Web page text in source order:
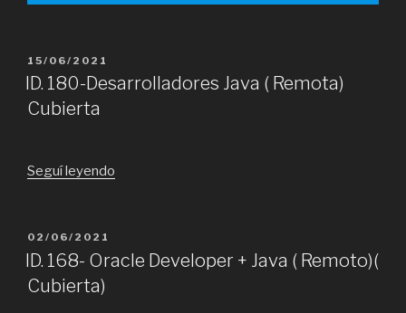
PUBLICADO
EL
15/06/2021
ID. 180-Desarrolladores Java ( Remota)
Cubierta
Seguí leyendo
(
PUBLICADO
EL
02/06/2021
ID. 168- Oracle Developer + Java ( Remoto)(
Cubierta)